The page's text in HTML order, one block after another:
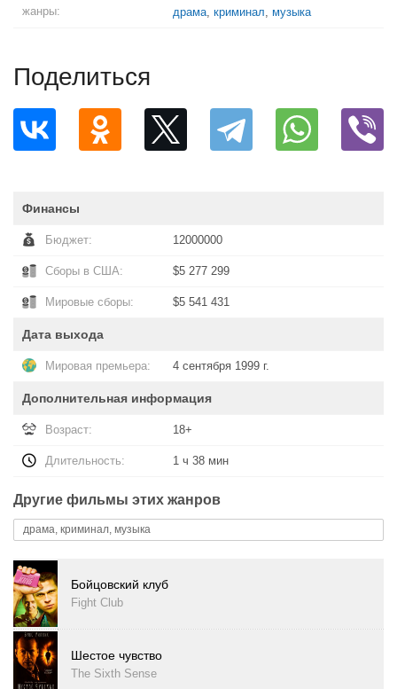
жанры: драма, криминал, музыка
Поделиться
Финансы
Бюджет: 12000000
Сборы в США: $5 277 299
Мировые сборы: $5 541 431
Дата выхода
Мировая премьера: 4 сентября 1999 г.
Дополнительная информация
Возраст: 18+
Длительность: 1 ч 38 мин
Другие фильмы этих жанров
драма, криминал, музыка
Бойцовский клуб
Fight Club
Шестое чувство
The Sixth Sense